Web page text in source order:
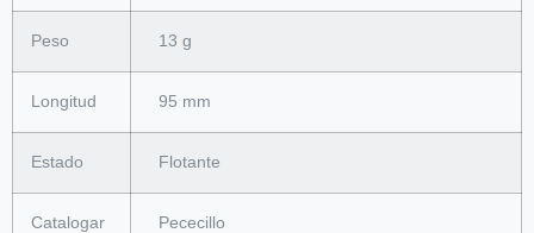
Peso 13 g
Longitud 95 mm
Estado Flotante
Catalogar Pececillo